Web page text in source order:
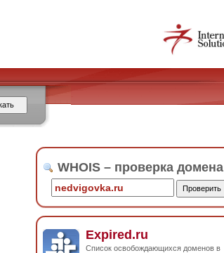
WHOIS – проверка домена
Expired.ru
Список освобождающихся доменов в